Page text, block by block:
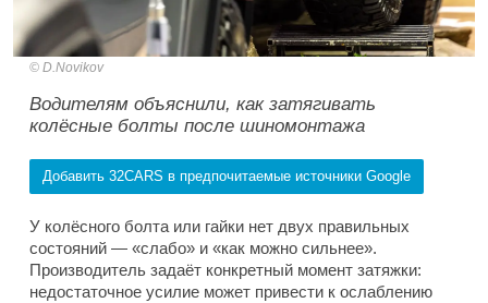
D.Novikov
Водителям объяснили, как затягивать
колёсные болты после шиномонтажа
Добавить 32CARS в предпочитаемые источники Google
У колёсного болта или гайки нет двух правильных
состояний — «слабо» и «как можно сильнее».
Производитель задаёт конкретный момент затяжки:
недостаточное усилие может привести к ослаблению